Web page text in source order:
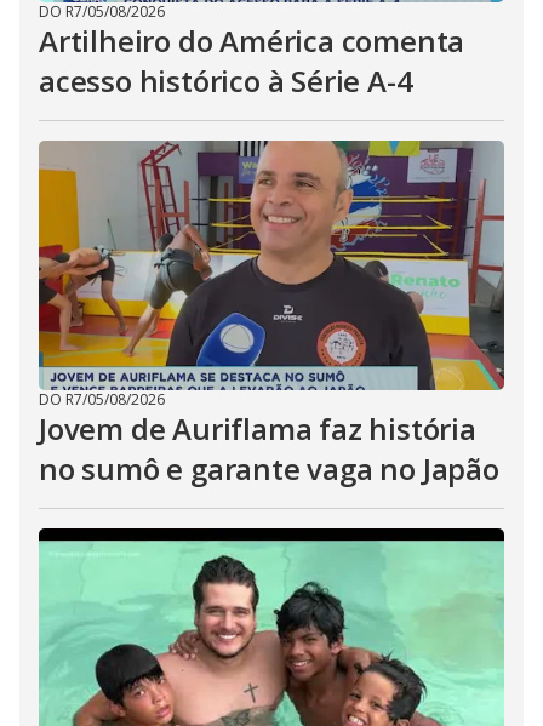
DO R7/05/08/2026
Artilheiro do América comenta
acesso histórico à Série A-4
DO R7/05/08/2026
Jovem de Auriflama faz história
no sumô e garante vaga no Japão